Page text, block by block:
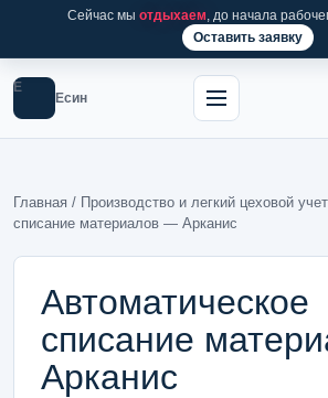
Сейчас мы отдыхаем, до начала
Оставить заявку
Е
Есин
Главная / Производство и легкий цеховой учет
списание материалов — Арканис
Автоматическое
списание
Арканис